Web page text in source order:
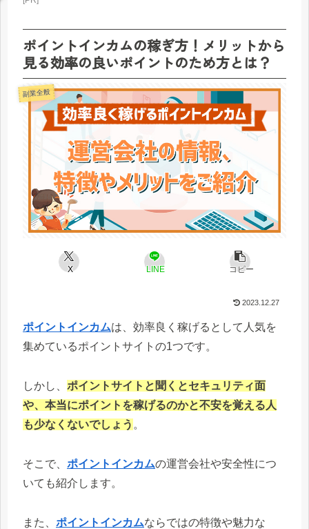
ポイントインカムの稼ぎ方！メリットから
見る効率の良いポイントのため方とは？
副業全般
X LINE コピー
2023.12.27
ポイントインカムは、効率良く稼げるとして人気を
集めているポイントサイトの1つです。
しかし、 ポイントサイトと聞くとセキュリティ面
や、本当にポイントを稼げるのかと不安を覚える人
も少なくないでしょう 。
そこで、 ポイントインカムの運営会社や安全性につ
いても紹介します。
また、 ポイントインカムならではの特徴や魅力な